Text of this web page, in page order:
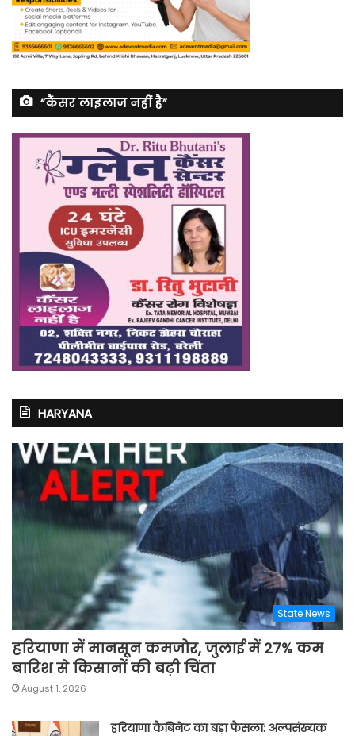
“कैंसर लाइलाज नहीं है”
HARYANA
State News
हरियाणा में मानसून कमजोर, जुलाई में 27% कम
बारिश से किसानों की बढ़ी चिंता
August 1, 2026
हरियाणा कैबिनेट का बड़ा फैसला: अल्पसंख्यक